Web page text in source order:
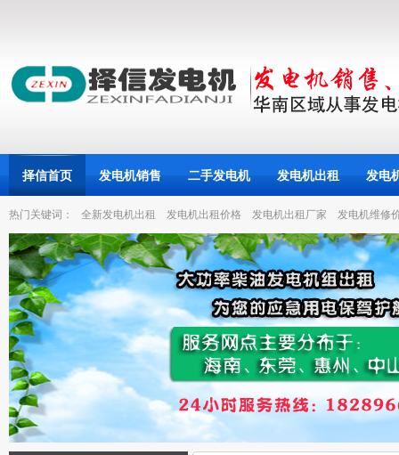
择信首页 发电机销售 二手发电机 发电机出租 发电
热门关键词： 全新发电机出租 发电机出租价格 发电机出租厂家 发电机维修